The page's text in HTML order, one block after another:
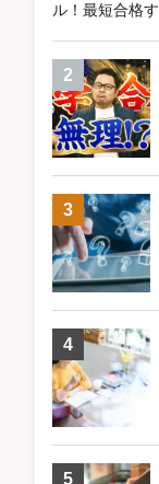
ル！最短合格